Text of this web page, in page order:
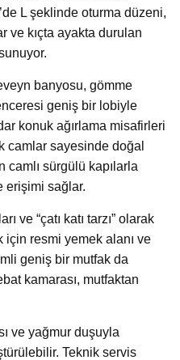
L şeklinde oturma düzeni,
ve kıçta ayakta durulan
banyosu, gömme
geniş bir lobiyle
konuk ağırlama misafirleri
camlar sayesinde doğal
camlı sürgülü kapılarla
erişimi sağlar.
ve “çatı katı tarzı” olarak
için resmi yemek alanı ve
geniş bir mutfak da
kamarası, mutfaktan
ve yağmur duşuyla
Teknik servis